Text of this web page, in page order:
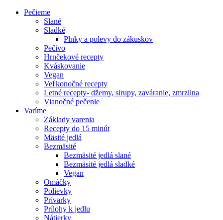
Pečieme
Slané
Sladké
Plnky a polevy do zákuskov
Pečivo
Hrnčekové recepty
Kváskovanie
Vegan
Veľkonočné recepty
Letné recepty- džemy, sirupy, zaváranie, zmrzlina
Vianočné pečenie
Varíme
Základy varenia
Recepty do 15 minút
Mäsité jedlá
Bezmäsité
Bezmäsité jedlá slané
Bezmäsité jedlá sladké
Vegan
Omáčky
Polievky
Prívarky
Prílohy k jedlu
Nátierky